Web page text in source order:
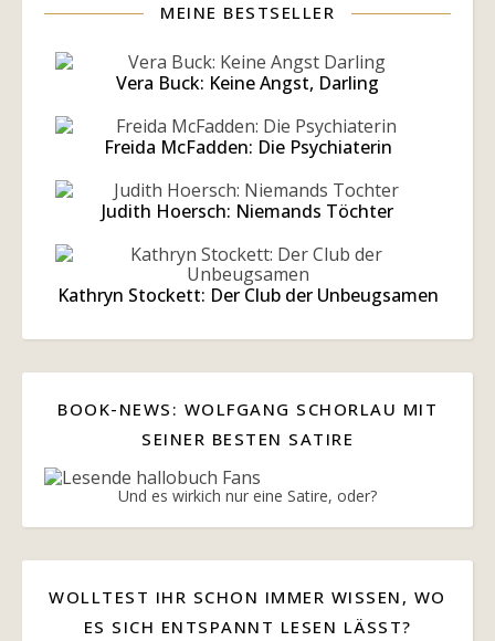
MEINE BESTSELLER
Vera Buck: Keine Angst, Darling
Freida McFadden: Die Psychiaterin
Judith Hoersch: Niemands Töchter
Kathryn Stockett: Der Club der Unbeugsamen
BOOK-NEWS: WOLFGANG SCHORLAU MIT
SEINER BESTEN SATIRE
Und es wirkich nur eine Satire, oder?
WOLLTEST IHR SCHON IMMER WISSEN, WO
ES SICH ENTSPANNT LESEN LÄSST?